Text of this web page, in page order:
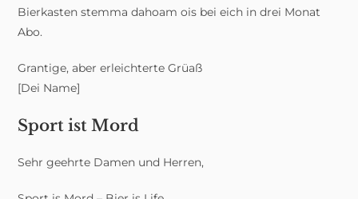
Bierkasten stemma dahoam ois bei eich in drei Monat
Abo.
Grantige, aber erleichterte Grüaß
[Dei Name]
Sport ist Mord
Sehr geehrte Damen und Herren,